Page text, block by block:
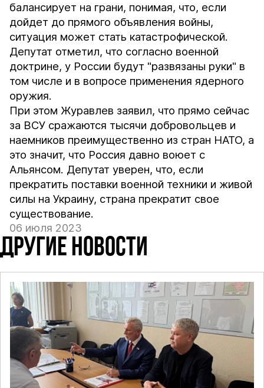
балансирует на грани, понимая, что, если
дойдет до прямого объявления войны,
ситуация может стать катастрофической.
Депутат отметил, что согласно военной
доктрине, у России будут "развязаны руки" в
том числе и в вопросе применения ядерного
оружия.
При этом Журавлев заявил, что прямо сейчас
за ВСУ сражаются тысячи добровольцев и
наемников преимущественно из стран НАТО, а
это значит, что Россия давно воюет с
Альянсом. Депутат уверен, что, если
прекратить поставки военной техники и живой
силы на Украину, страна прекратит свое
существование.
06 июля 2023
ДРУГИЕ НОВОСТИ